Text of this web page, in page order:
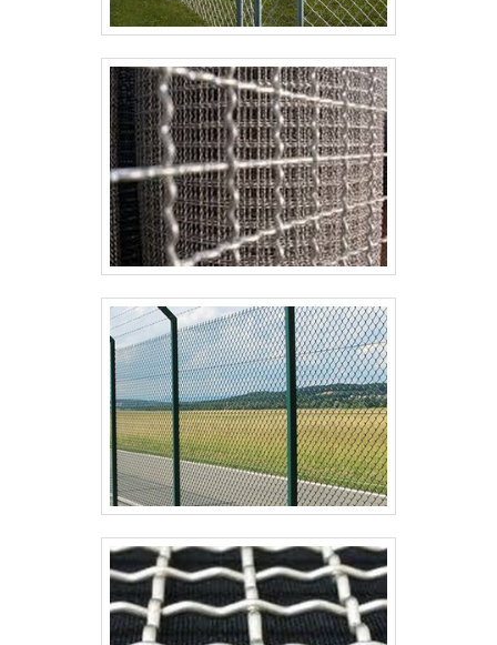
A tela para cerca 1 metro de altura equilibra proteção
reduzir acesso não autorizado e manter privacidade
parcial sem bloquear a vista ou luz natural.
ESCOLHA ORIENTADA POR USO E
CONTEXTO
Para aplicações residenciais e comerciais leves, a
tela para cerca 1 metro de altura oferece proteção
física suficiente contra entrada casual e delimitação
clara de perímetros. Escolha material galvanizado ou
revestido em PVC para maior durabilidade; arame
com malha de 50–100 mm evita passagem de
pequenos animais sem obstruir a visibilidade.
Instalação sobre mourões a cada 2–3 metros
garante tensão adequada e vida útil ampliada.
Em termos de privacidade, combine a tela com
elementos complementares: mantas vegetais, telas
sombreio ou painéis de palha curta. Essa
combinação mantém a função de proteção enquanto
aumenta privacidade onde necessário, sem elevar